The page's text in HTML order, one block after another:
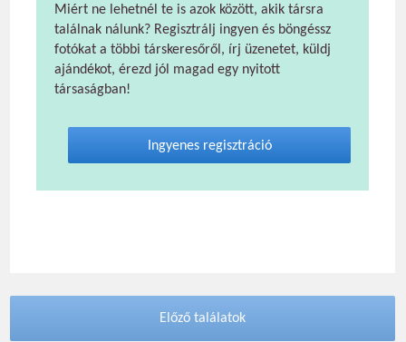
Miért ne lehetnél te is azok között, akik társra
találnak nálunk? Regisztrálj ingyen és böngéssz
fotókat a többi társkeresőről, írj üzenetet, küldj
ajándékot, érezd jól magad egy nyitott
társaságban!
Ingyenes regisztráció
Előző találatok